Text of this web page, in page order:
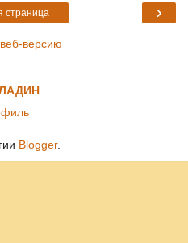
›
страница
версию
Blogger.